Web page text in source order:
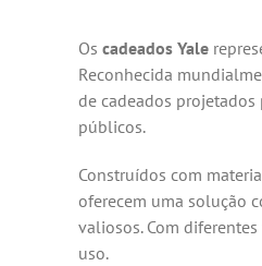
Os cadeados Yale
Reconhecida
de cadeados projetados
públicos.
Construídos com
oferecem uma solução
valiosos. Com
uso.